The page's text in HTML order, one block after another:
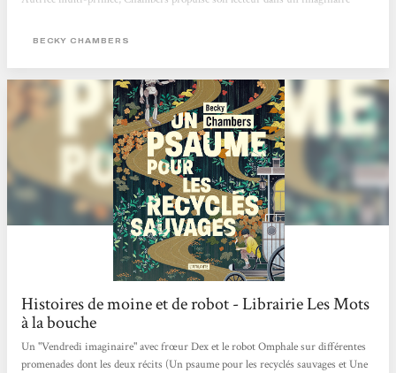
scientifiques (astrobiologiste et ingénieur satellite), elle bouscule le monde très
BECKY CHAMBERS
Histoires de moine et de robot - Librairie Les Mots
à la bouche
Un "Vendredi imaginaire" avec frœur Dex et le robot Omphale sur différentes
promenades dont les deux récits (Un psaume pour les recyclés sauvages et Une